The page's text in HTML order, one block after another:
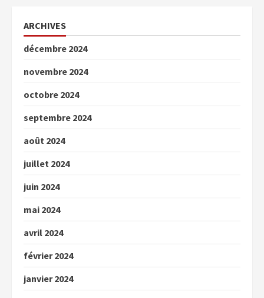
ARCHIVES
décembre 2024
novembre 2024
octobre 2024
septembre 2024
août 2024
juillet 2024
juin 2024
mai 2024
avril 2024
février 2024
janvier 2024